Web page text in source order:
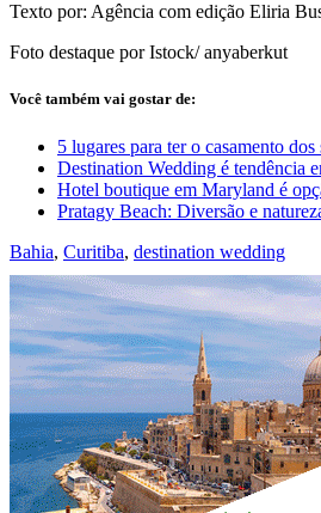
Texto por: Agência com edição Eliria
Foto destaque por Istock/ anyaberkut
Você também vai gostar de:
5 lugares para ter o casamento
Destination Wedding é tendência
Hotel boutique em Maryland é
Pratagy Beach: Diversão e
Bahia, Curitiba, destination wedding